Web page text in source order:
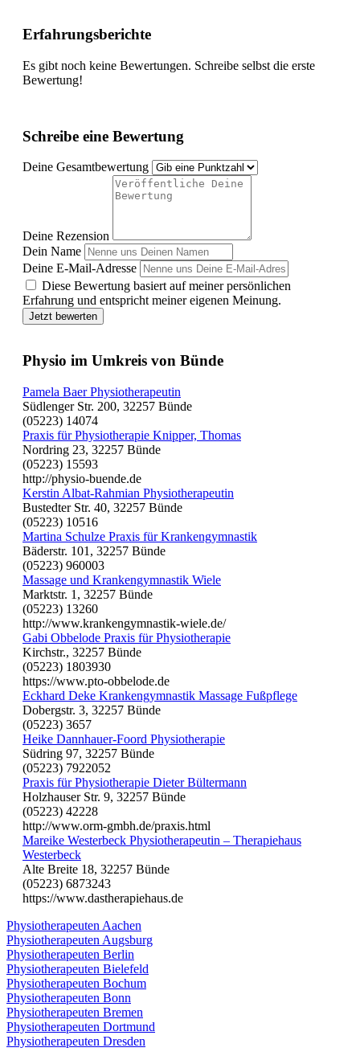
Erfahrungsberichte
Es gibt noch keine Bewertungen. Schreibe selbst die erste
Bewertung!
Schreibe eine Bewertung
Deine Gesamtbewertung
Deine Rezension
Dein Name
Deine E-Mail-Adresse
Diese Bewertung basiert auf meiner persönlichen
Erfahrung und entspricht meiner eigenen Meinung.
Jetzt bewerten
Physio im Umkreis von Bünde
Pamela Baer Physiotherapeutin
Südlenger Str. 200, 32257 Bünde
(05223) 14074
Praxis für Physiotherapie Knipper, Thomas
Nordring 23, 32257 Bünde
(05223) 15593
http://physio-buende.de
Kerstin Albat-Rahmian Physiotherapeutin
Bustedter Str. 40, 32257 Bünde
(05223) 10516
Martina Schulze Praxis für Krankengymnastik
Bäderstr. 101, 32257 Bünde
(05223) 960003
Massage und Krankengymnastik Wiele
Marktstr. 1, 32257 Bünde
(05223) 13260
http://www.krankengymnastik-wiele.de/
Gabi Obbelode Praxis für Physiotherapie
Kirchstr., 32257 Bünde
(05223) 1803930
https://www.pto-obbelode.de
Eckhard Deke Krankengymnastik Massage Fußpflege
Dobergstr. 3, 32257 Bünde
(05223) 3657
Heike Dannhauer-Foord Physiotherapie
Südring 97, 32257 Bünde
(05223) 7922052
Praxis für Physiotherapie Dieter Bültermann
Holzhauser Str. 9, 32257 Bünde
(05223) 42228
http://www.orm-gmbh.de/praxis.html
Mareike Westerbeck Physiotherapeutin – Therapiehaus
Westerbeck
Alte Breite 18, 32257 Bünde
(05223) 6873243
https://www.dastherapiehaus.de
Physiotherapeuten Aachen
Physiotherapeuten Augsburg
Physiotherapeuten Berlin
Physiotherapeuten Bielefeld
Physiotherapeuten Bochum
Physiotherapeuten Bonn
Physiotherapeuten Bremen
Physiotherapeuten Dortmund
Physiotherapeuten Dresden